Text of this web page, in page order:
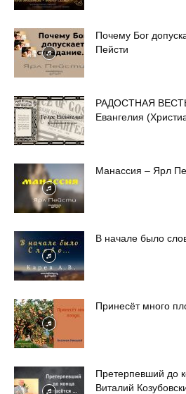
Почему Бог
Пейсти
РАДОСТНАЯ
Евангелия
Манассия – Ярл
В начале было
Принесёт много
Претерпевший до
Виталий